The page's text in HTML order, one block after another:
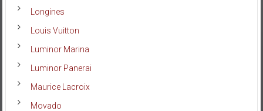
Longines
Louis Vuitton
Luminor Marina
Luminor Panerai
Maurice Lacroix
Movado